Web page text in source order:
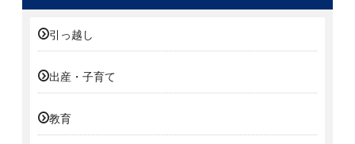
引っ越し
出産・子育て
教育